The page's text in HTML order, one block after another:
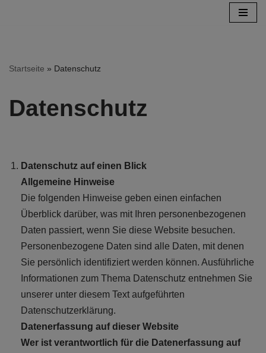
springen
Startseite » Datenschutz
Datenschutz
Datenschutz auf einen Blick
Allgemeine Hinweise
Die folgenden Hinweise geben einen einfachen
Überblick darüber, was mit Ihren personenbezogenen
Daten passiert, wenn Sie diese Website besuchen.
Personenbezogene Daten sind alle Daten, mit denen
Sie persönlich identifiziert werden können. Ausführliche
Informationen zum Thema Datenschutz entnehmen Sie
unserer unter diesem Text aufgeführten
Datenschutzerklärung.
Datenerfassung auf dieser Website
Wer ist verantwortlich für die Datenerfassung auf